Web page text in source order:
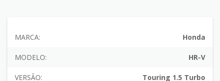
MARCA: Honda
MODELO: HR-V
VERSÃO: Touring 1.5 Turbo